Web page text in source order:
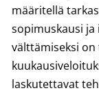
määritellä
sopimuskausi ja
välttämiseksi on
laskutettavat